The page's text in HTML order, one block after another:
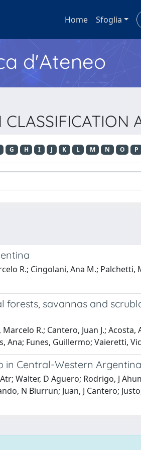
Home Sfoglia
d'Ateneo
G H I J K L M N O P
R.; Cingolani, Ana M.; Palchetti,
savannas and
R.; Cantero, Juan J.;
Ana; Funes, Guillermo; Vaieretti,
in Central-Western Argentina
Walter, D Aguero; Rodrigo, J
N Biurrun; Juan, J Cantero;